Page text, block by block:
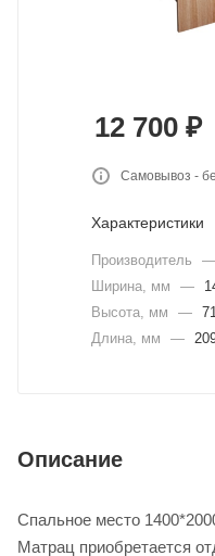
12 700 ₽
Самовывоз -
Характеристики
Производитель —
Ширина, мм
—
Высота, мм
—
Длина, мм
—
Описание
Спальное место
Матрац приобретается